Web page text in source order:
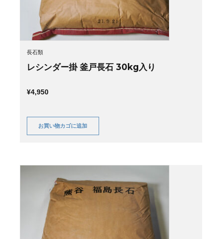
長石類
レシンダー掛 釜戸長石 30kg入り
¥4,950
お買い物カゴに追加